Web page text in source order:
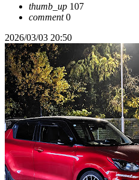
thumb_up 107
comment0
2026/03/03 20:50